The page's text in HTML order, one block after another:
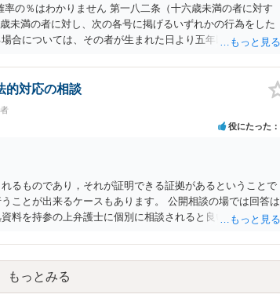
の％はわかりません 第一八二条（十六歳未満の者に対す
満の者に対し、次の各号に掲げるいずれかの行為をした
合については、その者が生まれた日より五年以上前の日に
たにもかかわらず、反復して面会を要求すること。 三
しくは約束をして面会を要求すること。 2前項の罪を犯
的対応の相談
役にたった
るものであり，それが証明できる証拠があるということで
ことが出来るケースもあります。 公開相談の場では回答は
料を持参の上弁護士に個別に相談されると良いでしょう。
もっとみる